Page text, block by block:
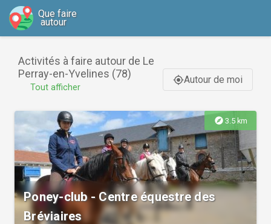
Que faire
autour
Activités à faire autour de Le
Perray-en-Yvelines (78)
Tout afficher
gps_fixedAutour de moi
explore 3.5 km
Poney-club - Centre équestre des
Bréviaires